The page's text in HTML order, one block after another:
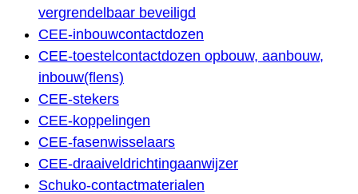
vergrendelbaar beveiligd
CEE-inbouwcontactdozen
CEE-toestelcontactdozen opbouw, aanbouw,
inbouw(flens)
CEE-stekers
CEE-koppelingen
CEE-fasenwisselaars
CEE-draaiveldrichtingaanwijzer
Schuko-contactmaterialen